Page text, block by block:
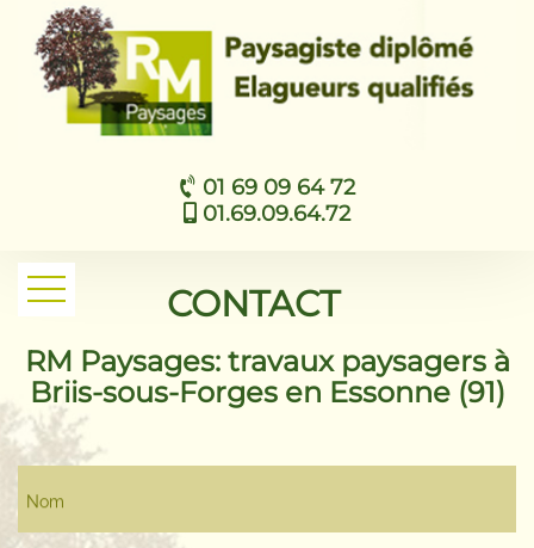
01 69 09 64 72
01.69.09.64.72
CONTACT
RM Paysages: travaux paysagers à
Briis-sous-Forges en Essonne (91)
Nom